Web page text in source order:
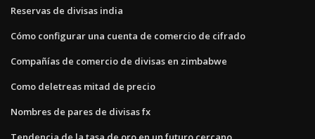
Reservas de divisas india
Cómo configurar una cuenta de comercio de cifrado
Compañías de comercio de divisas en zimbabwe
Como deletreas mitad de precio
Nombres de pares de divisas fx